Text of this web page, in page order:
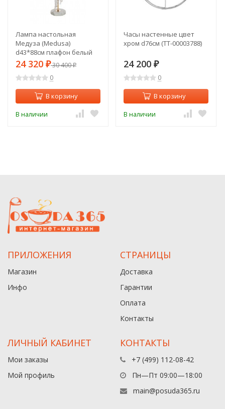
Лампа настольная
Медуза (Medusa)
d43*88см плафон белый
(TT-00000584)
24 320 ₽30 400₽
0
В корзину
В наличии
Часы настенные цвет
хром d76см (TT-00003788)
24 200 ₽
0
В корзину
В наличии
ПРИЛОЖЕНИЯ
Магазин
Инфо
СТРАНИЦЫ
Доставка
Гарантии
Оплата
Контакты
ЛИЧНЫЙ КАБИНЕТ
Мои заказы
Мой профиль
КОНТАКТЫ
+7 (499) 112-08-42
Пн—Пт 09:00—18:00
main@posuda365.ru